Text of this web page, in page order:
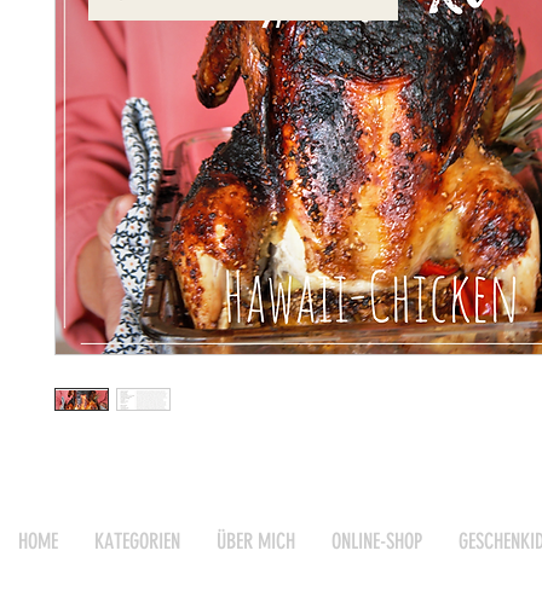
HOME KATEGORIEN ÜBER MICH ONLINE-SHOP